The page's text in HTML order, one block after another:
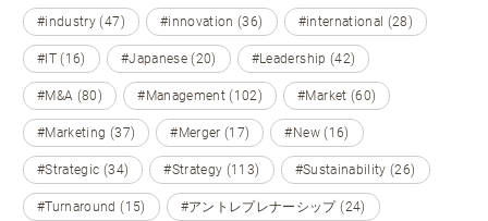
#industry (47) #innovation (36) #international (28)
#IT (16) #Japanese (20) #Leadership (42)
#M&A (80) #Management (102) #Market (60)
#Marketing (37) #Merger (17) #New (16)
#Strategic (34) #Strategy (113) #Sustainability (26)
#Turnaround (15) #アントレプレナーシップ (24)